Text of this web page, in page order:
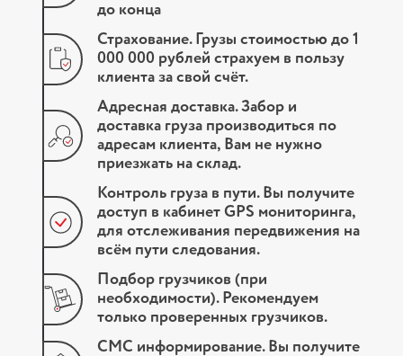
до конца
Страхование. Грузы стоимостью до 1
000 000 рублей страхуем в пользу
клиента за свой счёт.
Адресная доставка. Забор и
доставка груза производиться по
адресам клиента, Вам не нужно
приезжать на склад.
Контроль груза в пути. Вы получите
доступ в кабинет GPS мониторинга,
для отслеживания передвижения на
всём пути следования.
Подбор грузчиков (при
необходимости). Рекомендуем
только проверенных грузчиков.
СМС информирование. Вы получите